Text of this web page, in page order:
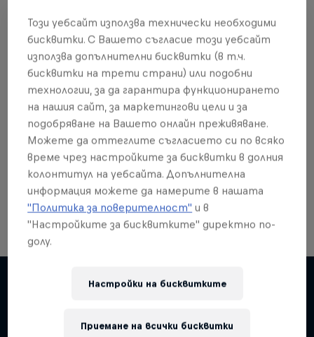
Още от това?
Skateboarding
Welcome to the Red Bull Skateboarding hub, your
5 сезони · 27 епизоди
Този уебсайт използва технически необходими
бисквитки. С Вашето съгласие този уебсайт
използва допълнителни бисквитки (в т.ч.
бисквитки на трети страни) или подобни
технологии, за да гарантира функционирането
на нашия сайт, за маркетингови цели и за
подобряване на Вашето онлайн преживяване.
Можете да оттеглите съгласието си по всяко
време чрез настройките за бисквитки в долния
колонтитул на уебсайта. Допълнителна
информация можете да намерите в нашата
"Политика за поверителност" и в
"Настройките за бисквитките" директно по-
долу.
Настройки на бисквитките
Приемане на всички бисквитки